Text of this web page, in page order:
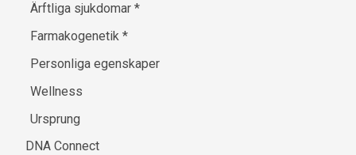
Ärftliga sjukdomar*
Farmakogenetik*
Personliga egenskaper
Wellness
Ursprung
DNA Connect